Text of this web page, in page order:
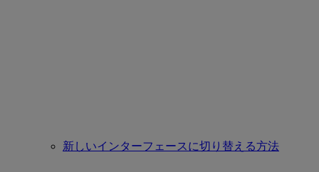
新しいインターフェースに切り替える方法